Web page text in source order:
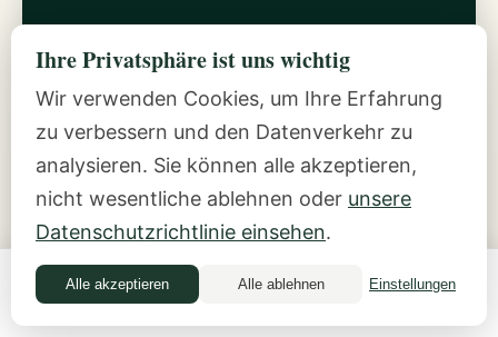
Über Ilana
Die Geschichte hinter der Inside-Out Money
Method.
ENTDECKEN →
Money Quiz
Ihre Privatsphäre ist uns wichtig
Wir verwenden Cookies, um Ihre Erfahrung
zu verbessern und den Datenverkehr zu
analysieren. Sie können alle akzeptieren,
nicht wesentliche ablehnen oder unsere
Datenschutzrichtlinie einsehen.
Alle akzeptieren Alle ablehnen Einstellungen